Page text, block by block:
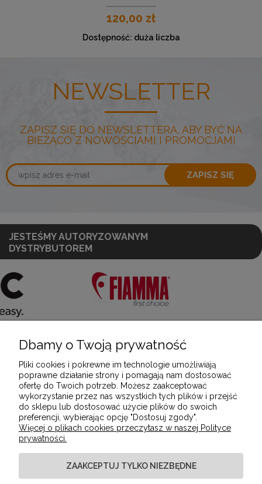
120,00 zł
Dostępność: duża liczba
NEWSLETTER
ZAPISZ SIĘ DO NEWSLETTERA, ABY BYĆ NA
BIEŻĄCO Z NOWOŚCIAMI I PROMOCJAMI
ZAPISZ SIĘ
JESTEŚMY AUTORYZOWANYM
DYSTRYBUTOREM
POMOC
MOJE KONTO
PŁATNOŚCI I DOSTAWA
INFORMACJE
Dbamy o Twoją prywatność
Pliki cookies i pokrewne im technologie umożliwiają
poprawne działanie strony i pomagają nam dostosować
ofertę do Twoich potrzeb. Możesz zaakceptować
wykorzystanie przez nas wszystkich tych plików i przejść
do sklepu lub dostosować użycie plików do swoich
preferencji, wybierając opcję "Dostosuj zgody".
Więcej o plikach cookies przeczytasz w naszej Polityce
prywatności.
ZAAKCEPTUJ TYLKO NIEZBĘDNE